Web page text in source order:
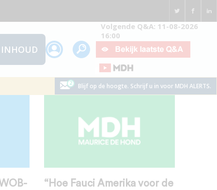
INHOUD
Volgende Q&A: 11-08-2026
16:00
Blijf op de hoogte. Schrijf u in voor MDH ALERTS.
“Hoe Fauci Amerika voor de